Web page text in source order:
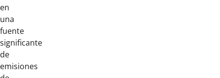
en
una
fuente
significante
de
emisiones